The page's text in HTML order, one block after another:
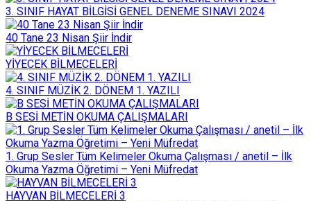
3. SINIF HAYAT BİLGİSİ GENEL DENEME SINAVI 2024
40 Tane 23 Nisan Şiir İndir
YİYECEK BİLMECELERİ
4. SINIF MÜZİK 2. DÖNEM 1. YAZILI
B SESİ METİN OKUMA ÇALIŞMALARI
1. Grup Sesler Tüm Kelimeler Okuma Çalışması / anetil – İlk
Okuma Yazma Öğretimi – Yeni Müfredat
HAYVAN BİLMECELERİ 3